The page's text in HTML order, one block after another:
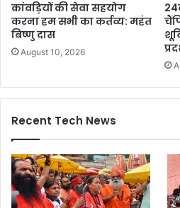
कांवड़ियों की सेवा सहयोग
करना हम सभी का कर्तव्य: महंत
बिष्णु दास
August 10, 2026
Recent Tech News